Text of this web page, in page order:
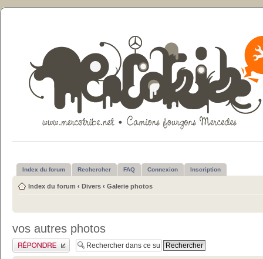
Index du forum Rechercher FAQ Connexion Inscription
Index du forum ‹ Divers ‹ Galerie photos
vos autres photos
Publier une réponse